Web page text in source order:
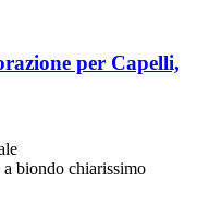
per Capelli,
a biondo chiarissimo